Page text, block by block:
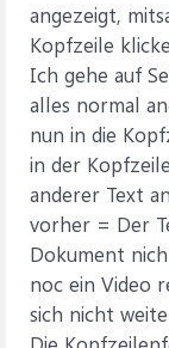
angezeigt,
Kopfzeile
Ich gehe auf
alles normal
nun in die
in der
anderer Text
vorher = Der
Dokument
noc ein Video
sich nicht